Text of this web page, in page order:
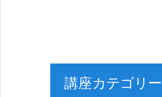
講座カテゴリー